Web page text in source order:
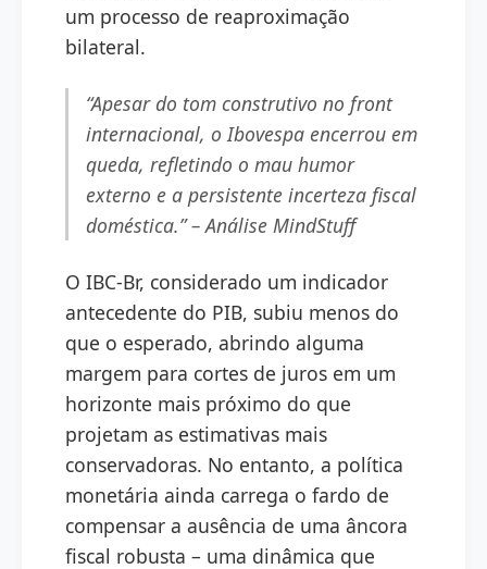
um processo de reaproximação
bilateral.
“Apesar do tom construtivo no front
internacional, o Ibovespa encerrou em
queda, refletindo o mau humor
externo e a persistente incerteza fiscal
doméstica.” – Análise MindStuff
O IBC-Br, considerado um indicador
antecedente do PIB, subiu menos do
que o esperado, abrindo alguma
margem para cortes de juros em um
horizonte mais próximo do que
projetam as estimativas mais
conservadoras. No entanto, a política
monetária ainda carrega o fardo de
compensar a ausência de uma âncora
fiscal robusta – uma dinâmica que